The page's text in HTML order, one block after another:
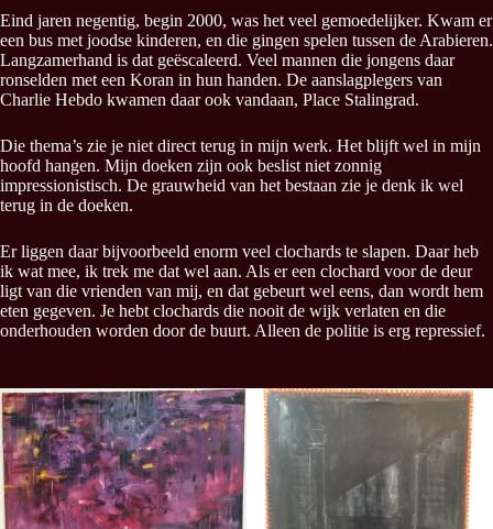
Eind jaren negentig, begin 2000, was het veel gemoedelijker. Kwam er
een bus met joodse kinderen, en die gingen spelen tussen de Arabieren.
Langzamerhand is dat geëscaleerd. Veel mannen die jongens daar
ronselden met een Koran in hun handen. De aanslagplegers van
Charlie Hebdo kwamen daar ook vandaan, Place Stalingrad.
Die thema’s zie je niet direct terug in mijn werk. Het blijft wel in mijn
hoofd hangen. Mijn doeken zijn ook beslist niet zonnig
impressionistisch. De grauwheid van het bestaan zie je denk ik wel
terug in de doeken.
Er liggen daar bijvoorbeeld enorm veel clochards te slapen. Daar heb
ik wat mee, ik trek me dat wel aan. Als er een clochard voor de deur
ligt van die vrienden van mij, en dat gebeurt wel eens, dan wordt hem
eten gegeven. Je hebt clochards die nooit de wijk verlaten en die
onderhouden worden door de buurt. Alleen de politie is erg repressief.